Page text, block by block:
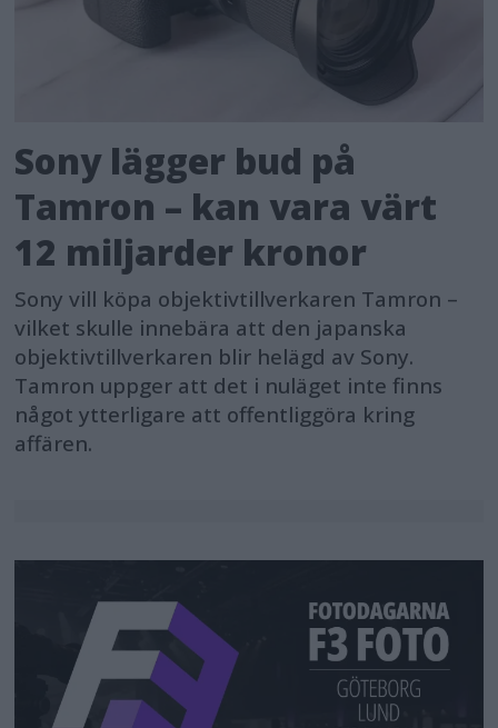
Sony lägger bud på
Tamron – kan vara värt
12 miljarder kronor
Sony vill köpa objektivtillverkaren Tamron –
vilket skulle innebära att den japanska
objektivtillverkaren blir helägd av Sony.
Tamron uppger att det i nuläget inte finns
något ytterligare att offentliggöra kring
affären.